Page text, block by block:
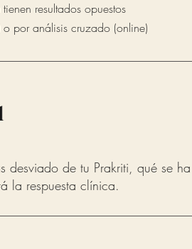
resultados opuestos
por análisis cruzado (online)
desviado de tu Prakriti, qué se
la respuesta clínica.